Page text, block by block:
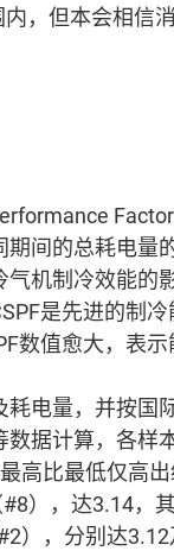
，但本会相信
间的总耗电量
机制冷效能的
是先进的制
数值愈大，表示
电量，并按国
据计算，各样
高比最低仅高
），达3.14，
），分别达3.12